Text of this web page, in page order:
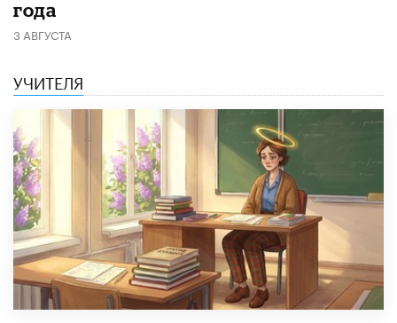
года
3 АВГУСТА
УЧИТЕЛЯ